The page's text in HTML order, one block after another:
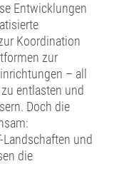
Entwicklungen
Koordination
zur
– all
entlasten und
Doch die
und
die